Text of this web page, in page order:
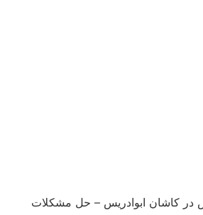
در کاشان ابوادریس – حل مشکلات